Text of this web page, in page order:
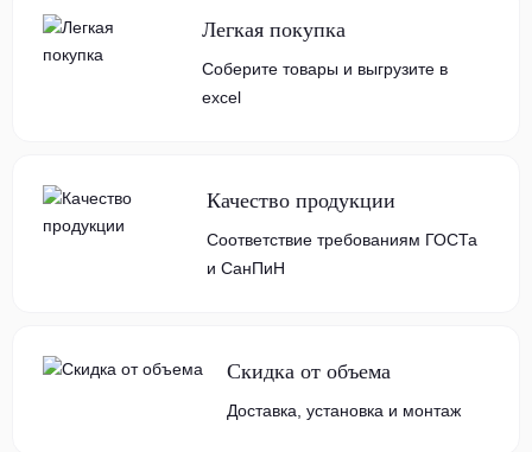
Легкая покупка
Соберите товары и выгрузите в
excel
Качество продукции
Соответствие требованиям ГОСТа
и СанПиН
Скидка от объема
Доставка, установка и монтаж